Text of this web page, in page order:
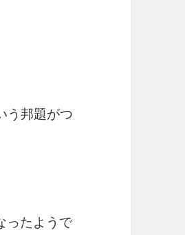
う邦題がつ
ったようで